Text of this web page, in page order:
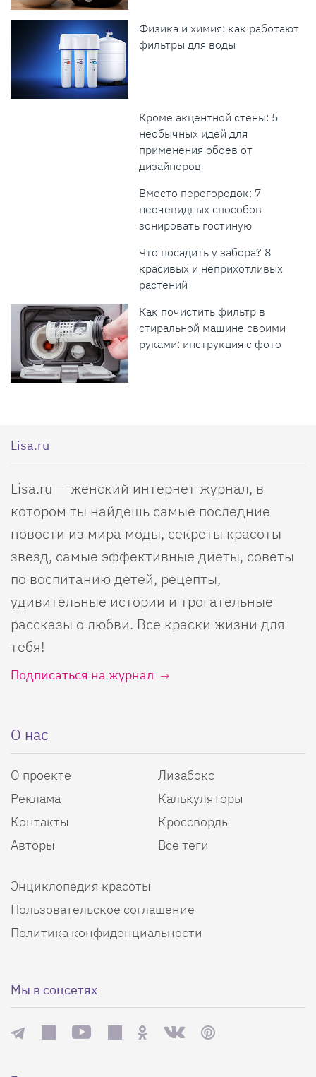
Физика и химия: как работают
фильтры для воды
Кроме акцентной стены: 5
необычных идей для
применения обоев от
дизайнеров
Вместо перегородок: 7
неочевидных способов
зонировать гостиную
Что посадить у забора? 8
красивых и неприхотливых
растений
Как почистить фильтр в
стиральной машине своими
руками: инструкция с фото
Lisa.ru
Lisa.ru — женский интернет-журнал, в
котором ты найдешь самые последние
новости из мира моды, секреты красоты
звезд, самые эффективные диеты, советы
по воспитанию детей, рецепты,
удивительные истории и трогательные
рассказы о любви. Все краски жизни для
тебя!
Подписаться на журнал
О нас
О проекте
Реклама
Контакты
Авторы
Лизабокс
Калькуляторы
Кроссворды
Все теги
Энциклопедия красоты
Пользовательское соглашение
Политика конфиденциальности
Мы в соцсетях